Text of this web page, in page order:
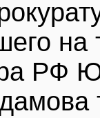
на
РФ